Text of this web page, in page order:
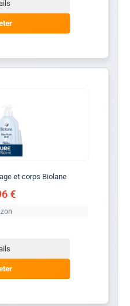
et corps Biolane
€